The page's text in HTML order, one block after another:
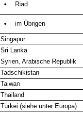
Riad
im Übrigen
Singapur
Sri Lanka
Syrien, Arabische Republik
Tadschikistan
Taiwan
Thailand
Türkei (siehe unter Europa)